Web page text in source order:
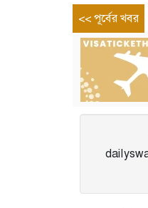
Post
<< পূর্বের খবর